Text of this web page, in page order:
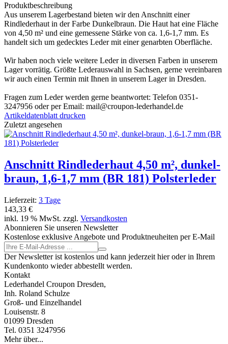
Produktbeschreibung
Aus unserem Lagerbestand bieten wir den Anschnitt einer
Rindlederhaut in der Farbe Dunkelbraun. Die Haut hat eine Fläche
von 4,50 m² und eine gemessene Stärke von ca. 1,6-1,7 mm. Es
handelt sich um gedecktes Leder mit einer genarbten Oberfläche.
Wir haben noch viele weitere Leder in diversen Farben in unserem
Lager vorrätig. Größte Lederauswahl in Sachsen, gerne vereinbaren
wir auch einen Termin mit Ihnen in unserem Lager in Dresden.
Fragen zum Leder werden gerne beantwortet: Telefon 0351-
3247956 oder per Email: mail@croupon-lederhandel.de
Artikeldatenblatt drucken
Zuletzt angesehen
Anschnitt Rindlederhaut 4,50 m², dunkel-
braun, 1,6-1,7 mm (BR 181) Polsterleder
Lieferzeit: 3 Tage
143,33 €
inkl. 19 % MwSt. zzgl. Versandkosten
Abonnieren Sie unseren Newsletter
Kostenlose exklusive Angebote und Produktneuheiten per E-Mail
Der Newsletter ist kostenlos und kann jederzeit hier oder in Ihrem
Kundenkonto wieder abbestellt werden.
Kontakt
Lederhandel Croupon Dresden,
Inh. Roland Schulze
Groß- und Einzelhandel
Louisenstr. 8
01099 Dresden
Tel. 0351 3247956
Mehr über...